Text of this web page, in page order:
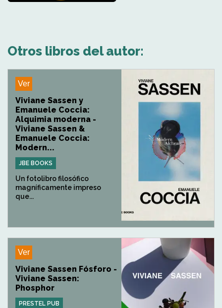
Otros libros del autor:
Ver
Viviane Sassen y
Emanuele Coccia:
Alquimia moderna -
Viviane Sassen &
Emanuele Coccia:
Modern...
JBE BOOKS
Un fotolibro filosófico
magníficamente impreso
que...
Ver
Viviane Sassen Fósforo -
Viviane Sassen:
Phosphor
PRESTEL PUB